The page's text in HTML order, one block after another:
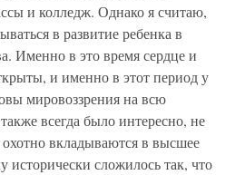
и колледж. Однако я считаю,
в развитие ребенка в
Именно в это время сердце и
и именно в этот период у
мировоззрения на всю
всегда было интересно, не
вкладываются в высшее
исторически сложилось так, что